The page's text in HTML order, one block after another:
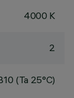
4000 K
2
(Ta 25°C)